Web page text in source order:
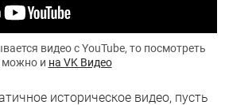
видео с YouTube, то посмотреть
можно и на VK Видео
историческое видео, пусть